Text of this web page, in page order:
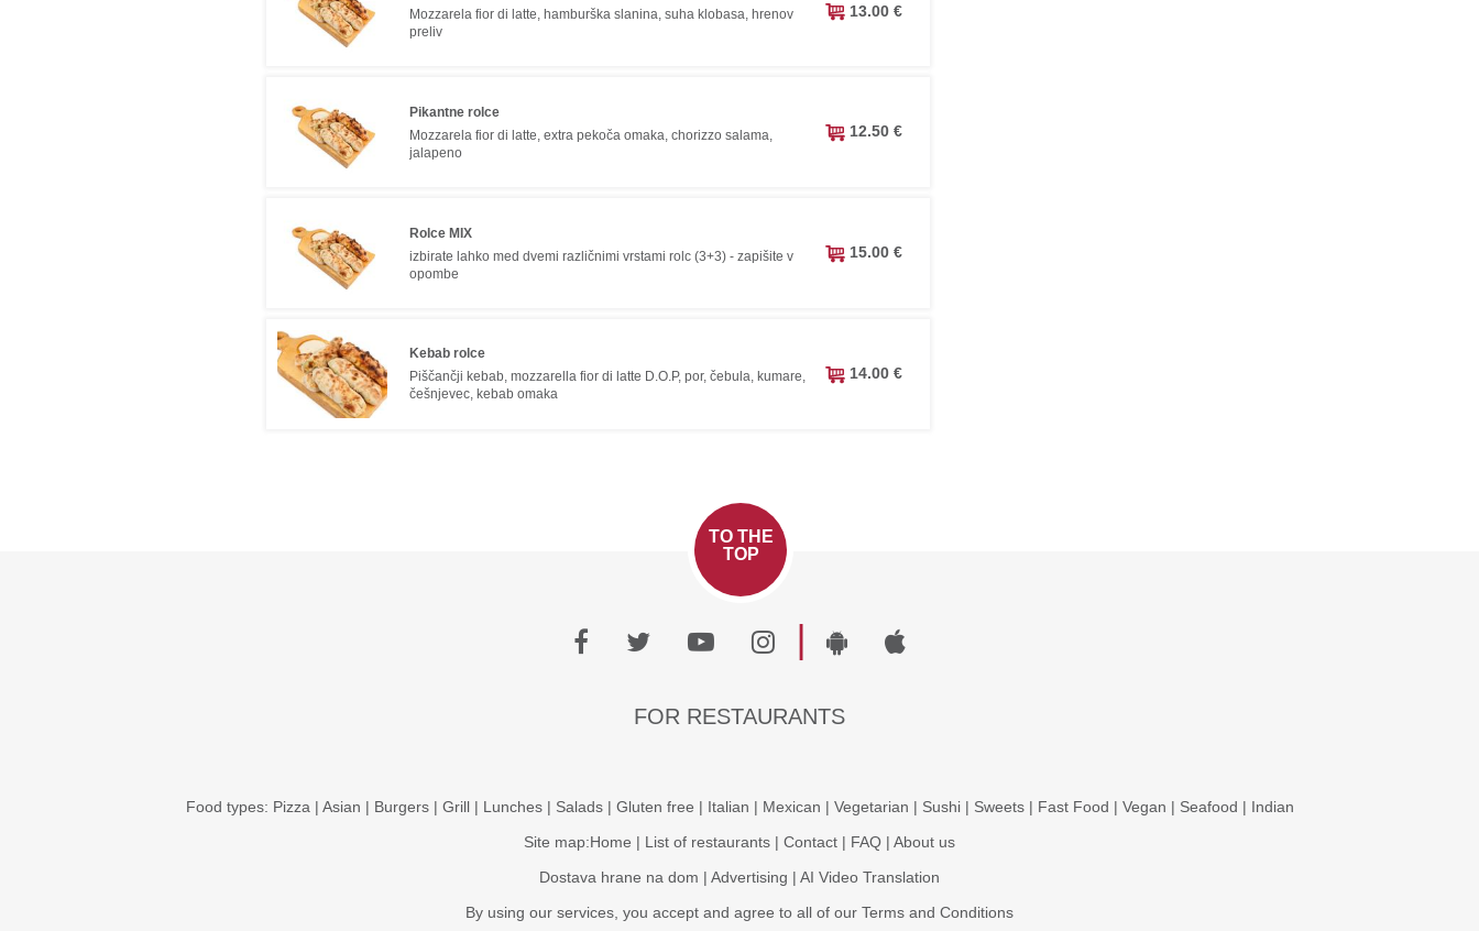
Mozzarela fior di latte, hamburška slanina, suha klobasa, hrenov
preliv
13.00 €
Pikantne rolce
Mozzarela fior di latte, extra pekoča omaka, chorizzo salama,
jalapeno
12.50 €
Rolce MIX
izbirate lahko med dvemi različnimi vrstami rolc (3+3) - zapišite v
opombe
15.00 €
Kebab rolce
Piščančji kebab, mozzarella fior di latte D.O.P, por, čebula, kumare,
češnjevec, kebab omaka
14.00 €
TO THE
TOP
|
FOR RESTAURANTS
Food types: Pizza | Asian | Burgers| Grill| Lunches| Salads| Gluten free | Italian | Mexican | Vegetarian | Sushi| Sweets| Fast Food | Vegan | Seafood | Indian
Site map:Home | List of restaurants | Contact | FAQ | About us
Dostava hrane na dom | Advertising | AI Video Translation
By using our services, you accept and agree to all of our Terms and Conditions